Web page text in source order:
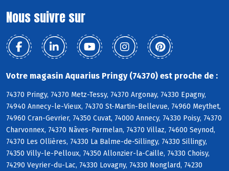
Nous suivre sur
Votre magasin Aquarius Pringy (74370) est proche de :
74370 Pringy, 74370 Metz-Tessy, 74370 Argonay, 74330 Epagny,
74940 Annecy-le-Vieux, 74370 St-Martin-Bellevue, 74960 Meythet,
74960 Cran-Gevrier, 74350 Cuvat, 74000 Annecy, 74330 Poisy, 74370
Charvonnex, 74370 Nâves-Parmelan, 74370 Villaz, 74600 Seynod,
74370 Les Ollières, 74330 La Balme-de-Sillingy, 74330 Sillingy,
74350 Villy-le-Pelloux, 74350 Allonzier-la-Caille, 74330 Choisy,
74290 Veyrier-du-Lac, 74330 Lovagny, 74330 Nonglard, 74230